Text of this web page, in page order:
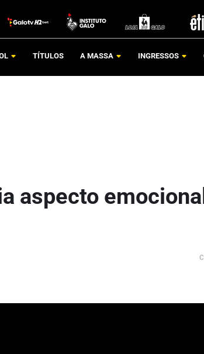
TÍTULOS A MASSA INGRESSOS
aspecto